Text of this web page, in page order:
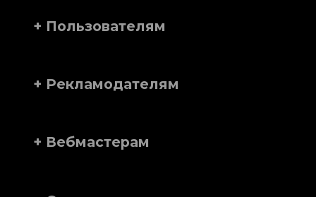
+ Пользователям
+ Рекламодателям
+ Вебмастерам